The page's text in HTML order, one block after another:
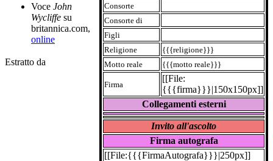
Consorte
Consorte di
Figli
Religione
{{{religione}}}
Motto reale
{{{motto reale}}}
Firma
[[File:
{{{firma}}}|150x150px]]
Collegamenti esterni
Invito all'ascolto
Firma autografa
[[File:{{{FirmaAutografa}}}|250px]]
Voce John
Wycliffe su
britannica.com,
online
Estratto da